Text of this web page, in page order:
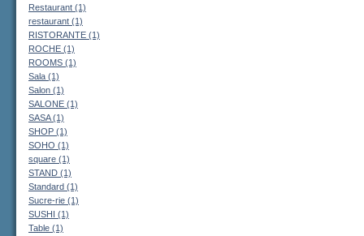
Restaurant (1)
restaurant (1)
RISTORANTE (1)
ROCHE (1)
ROOMS (1)
Sala (1)
Salon (1)
SALONE (1)
SASA (1)
SHOP (1)
SOHO (1)
square (1)
STAND (1)
Standard (1)
Sucre-rie (1)
SUSHI (1)
Table (1)